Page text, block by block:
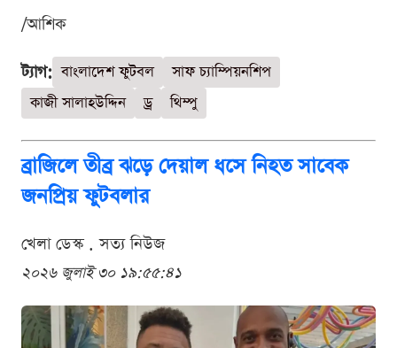
/আশিক
ট্যাগ: বাংলাদেশ ফুটবল
সাফ চ্যাম্পিয়নশিপ
কাজী সালাহউদ্দিন
ড্র থিম্পু
ব্রাজিলে তীব্র ঝড়ে দেয়াল ধসে নিহত সাবেক
জনপ্রিয় ফুটবলার
খেলা ডেস্ক . সত্য নিউজ
২০২৬ জুলাই ৩০ ১৯:৫৫:৪১